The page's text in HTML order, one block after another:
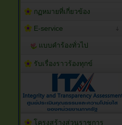
กฏหมายที่เกี่ยวข้อง
E-service
แบบคำร้องทั่วไป
รับเรื่องราวร้องทุกข์
โครงสร้างส่วนราชการ